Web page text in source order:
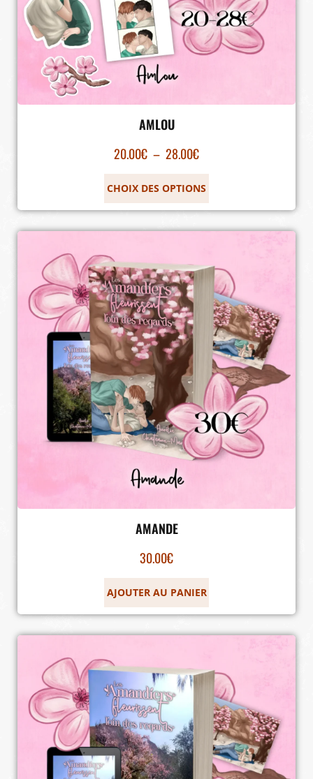
AMLOU
20.00€ – 28.00€
CHOIX DES OPTIONS
AMANDE
30.00€
AJOUTER AU PANIER